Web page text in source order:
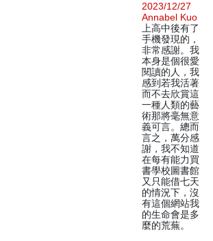
2023/12/27
Annabel Kuo
上高中後有了
手機發現的，
非常感謝。我
本身是個很愛
閱讀的人，我
感到若我活著
而不去欣賞這
一種人類的藝
術那將毫無意
義可言。總而
言之，萬分感
謝，我不知道
在每有能力買
書學校圖書館
又只能借七天
的情況下，沒
有這個網站我
的生命會是多
麼的荒蕪。